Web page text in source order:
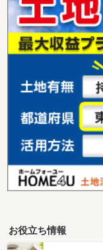
お役立ち情報